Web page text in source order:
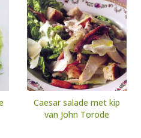
Caesar salade met kip
van John Torode